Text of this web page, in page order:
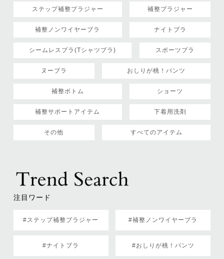
ステップ補整ブラジャー 補整ブラジャー
補整ノンワイヤーブラ ナイトブラ
シームレスブラ(Tシャツブラ) スポーツブラ
ヌーブラ おしりが桃！パンツ
補整ボトム ショーツ
補整サポートアイテム 下着用洗剤
その他 すべてのアイテム
注目ワード
#ステップ補整ブラジャー #補整ノンワイヤーブラ
#ナイトブラ #おしりが桃！パンツ